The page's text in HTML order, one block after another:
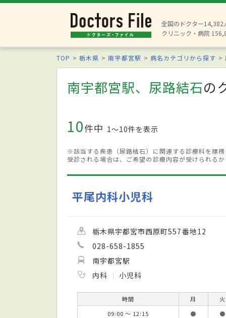
全国のドクター14,382
クリニック・病院
TOP 栃木県 南宇都宮駅 病名カテゴリから探す
南宇都宮駅、尿路結石の
10件中 1〜10件を表示
※該当する疾患（尿路結石）に関連する診療科を標
受診される場合は、ご希望の診療内容が受けられる
平尾内科小児科
栃木県宇都宮市西原町557番地12
028-658-1855
南宇都宮駅
内科
小児科
時間 月 火
09:00 ～ 12:15
● ●